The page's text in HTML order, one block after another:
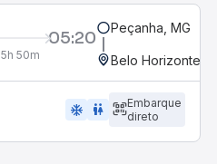
05:20
5h 50m
Peçanha, MG
Belo Horizonte,
ac_unit wc
Embarque
direto